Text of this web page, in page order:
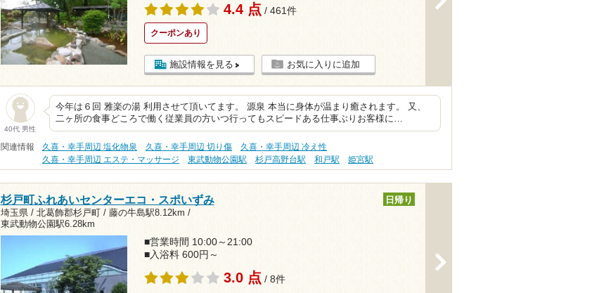
4.4 点 / 461件
クーポンあり
施設情報を見る お気に入りに追加
40代 男性
今年は６回 雅楽の湯 利用させて頂いてます。 源泉 本当に身体が温まり癒されます。 又、
二ヶ所の食事どころで働く従業員の方いつ行ってもスピードある仕事ぶりお客様に…
関連情報 久喜・幸手周辺 塩化物泉 久喜・幸手周辺 切り傷
久喜・幸手周辺 冷え性
久喜・幸手周辺 エステ・マッサージ
東武動物公園駅 杉戸高野台駅 和戸駅 姫宮駅
杉戸町ふれあいセンターエコ・スポいずみ
埼玉県 / 北葛飾郡杉戸町 / 藤の牛島駅8.12km /
東武動物公園駅6.28km
日帰り
■営業時間 10:00～21:00
■入浴料 600円～
3.0 点 / 8件